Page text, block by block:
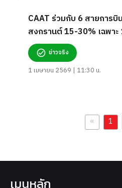
CAAT ร่วมกับ 6 สายการบิ
สงกรานต์ 15-30% เฉพาะ
ข่าวจริง
1 เมษายน 2569 | 11:30 น.
« 1
เมนูหลัก